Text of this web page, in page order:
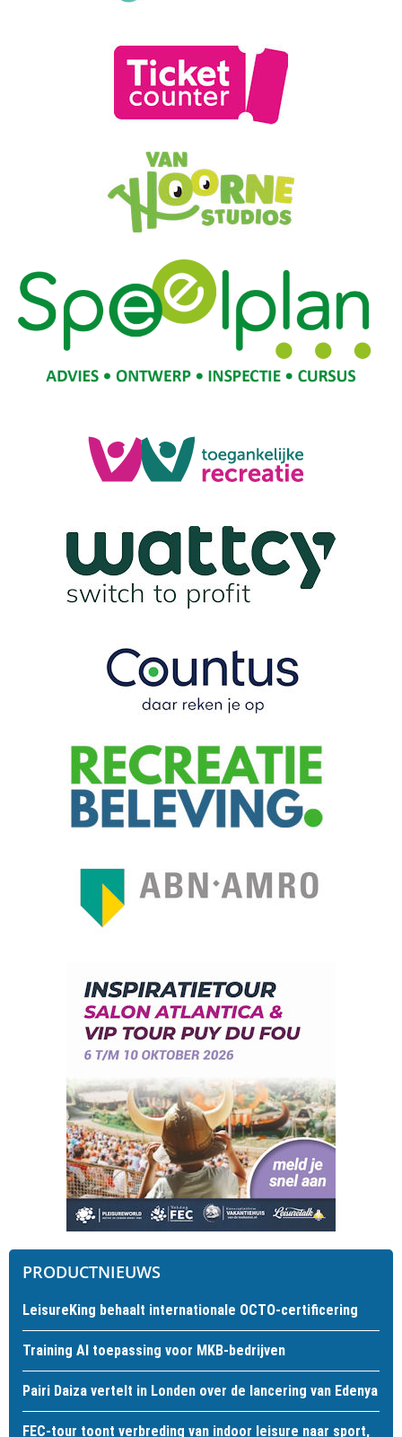
PRODUCTNIEUWS
LeisureKing behaalt internationale OCTO-certificering
Training AI toepassing voor MKB-bedrijven
Pairi Daiza vertelt in Londen over de lancering van Edenya
FEC-tour toont verbreding van indoor leisure naar sport,